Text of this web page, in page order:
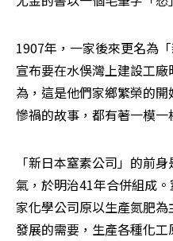
1907年，一家後來更名為
宣布要在水俁灣上建設工
為，這是他們家鄉繁榮的
慘禍的故事，都有著一模一
「新日本窒素公司」的前
氣，於明治41年合併組成
家化學公司原以生產氮肥
發展的需要，生產各種化